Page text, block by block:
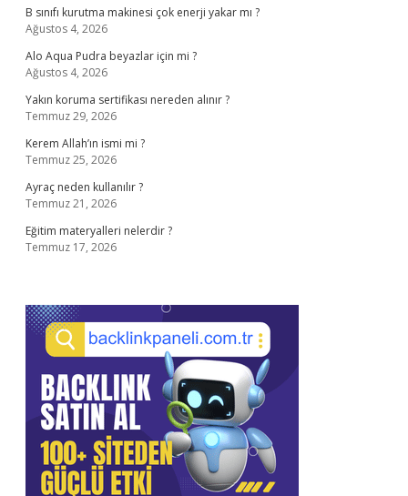
B sınıfı kurutma makinesi çok enerji yakar mı ?
Ağustos 4, 2026
Alo Aqua Pudra beyazlar için mi ?
Ağustos 4, 2026
Yakın koruma sertifikası nereden alınır ?
Temmuz 29, 2026
Kerem Allah’ın ismi mi ?
Temmuz 25, 2026
Ayraç neden kullanılır ?
Temmuz 21, 2026
Eğitim materyalleri nelerdir ?
Temmuz 17, 2026